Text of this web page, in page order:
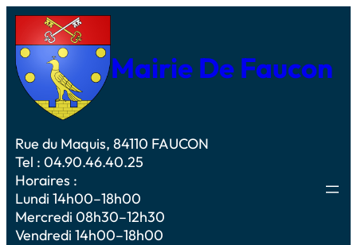
Mairie De Faucon
Rue du Maquis, 84110 FAUCON
Tel : 04.90.46.40.25
Horaires :
Lundi 14h00–18h00
Mercredi 08h30–12h30
Vendredi 14h00–18h00